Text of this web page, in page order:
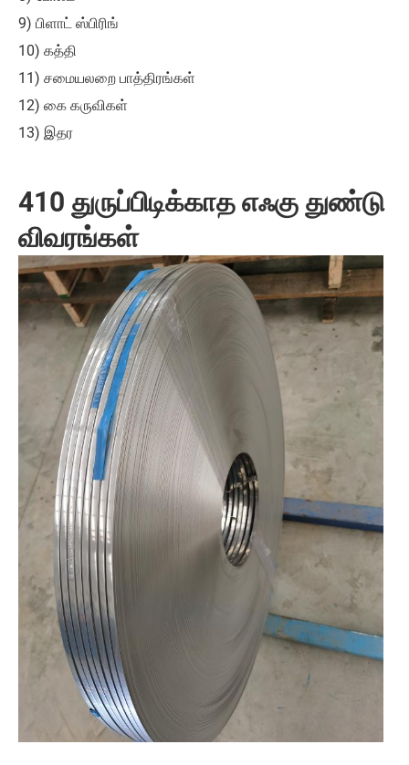
9) பிளாட் ஸ்பிரிங்
10) கத்தி
11) சமையலறை பாத்திரங்கள்
12) கை கருவிகள்
13) இதர
410 துருப்பிடிக்காத எஃகு துண்டு
விவரங்கள்